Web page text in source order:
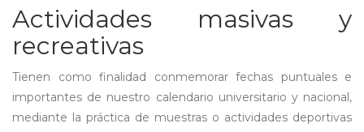
Actividades masivas y
recreativas
Tienen como finalidad conmemorar fechas puntuales e
importantes de nuestro calendario universitario y nacional,
mediante la práctica de muestras o actividades deportivas